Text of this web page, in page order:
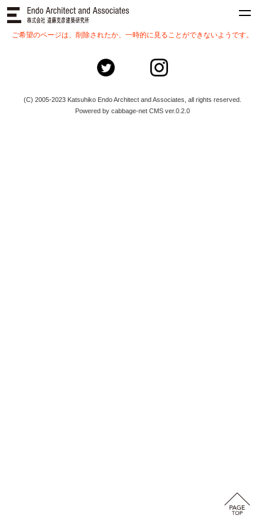
ご希望のページは、削除されたか、一時的に見ることができないようです。
(C) 2005-2023 Katsuhiko Endo Architect and Associates, all rights reserved.
Powered by cabbage-net CMS ver.0.2.0